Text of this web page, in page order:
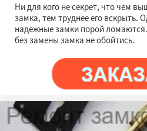
Ни для кого не секрет, что чем
замка, тем труднее его вскрыть.
надёжные замки порой
без замены замка не обойтись.